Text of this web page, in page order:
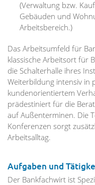
(Verwaltung bzw.
Gebäuden und
Arbeitsbereich.)
Das Arbeitsumfeld für
klassische Arbeitsort für
die Schalterhalle ihres
Weiterbildung intensiv in
kundenorientiertem
prädestiniert für die
auf Außenterminen. Die
Konferenzen sorgt
Arbeitsalltag.
Aufgaben und
Der Bankfachwirt ist